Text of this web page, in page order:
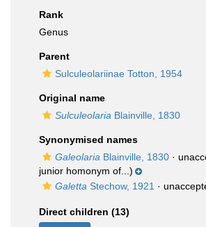
Rank
Genus
Parent
Sulculeolariinae Totton, 1954
Original name
Sulculeolaria Blainville, 1830
Synonymised names
Galeolaria Blainville, 1830 ·
junior homonym of...)
Galetta Stechow, 1921 ·
Direct children (13)